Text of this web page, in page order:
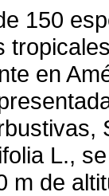
150
en
L., se
m de